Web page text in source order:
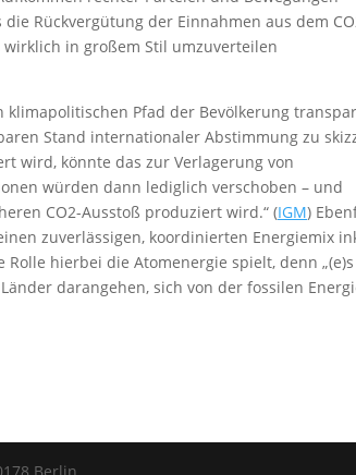
Rückvergütung der Einnahmen aus dem
in großem Stil umzuverteilen
Pfad der Bevölkerung
Stand internationaler Abstimmung zu
wird, könnte das zur Verlagerung von
würden dann lediglich verschoben – und
CO2-Ausstoß produziert wird.“ (IGM)
zuverlässigen, koordinierten Energiemix
hierbei die Atomenergie spielt, denn
darangehen, sich von der fossilen